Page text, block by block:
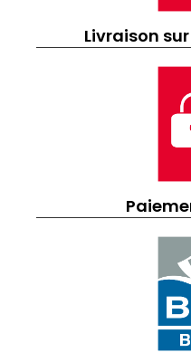
Livraison